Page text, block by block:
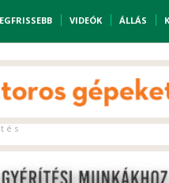
VIDEÓK ÁLLÁS
é s